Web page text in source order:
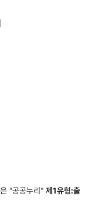
"공공누리" 제1유형:출